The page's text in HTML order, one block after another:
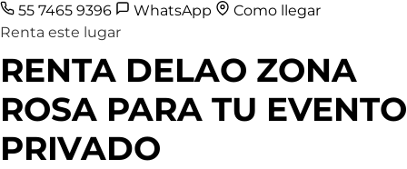
55 7465 9396 WhatsApp
Como llegar
Renta este lugar
RENTA DELAO ZONA
ROSA PARA TU EVENTO
PRIVADO